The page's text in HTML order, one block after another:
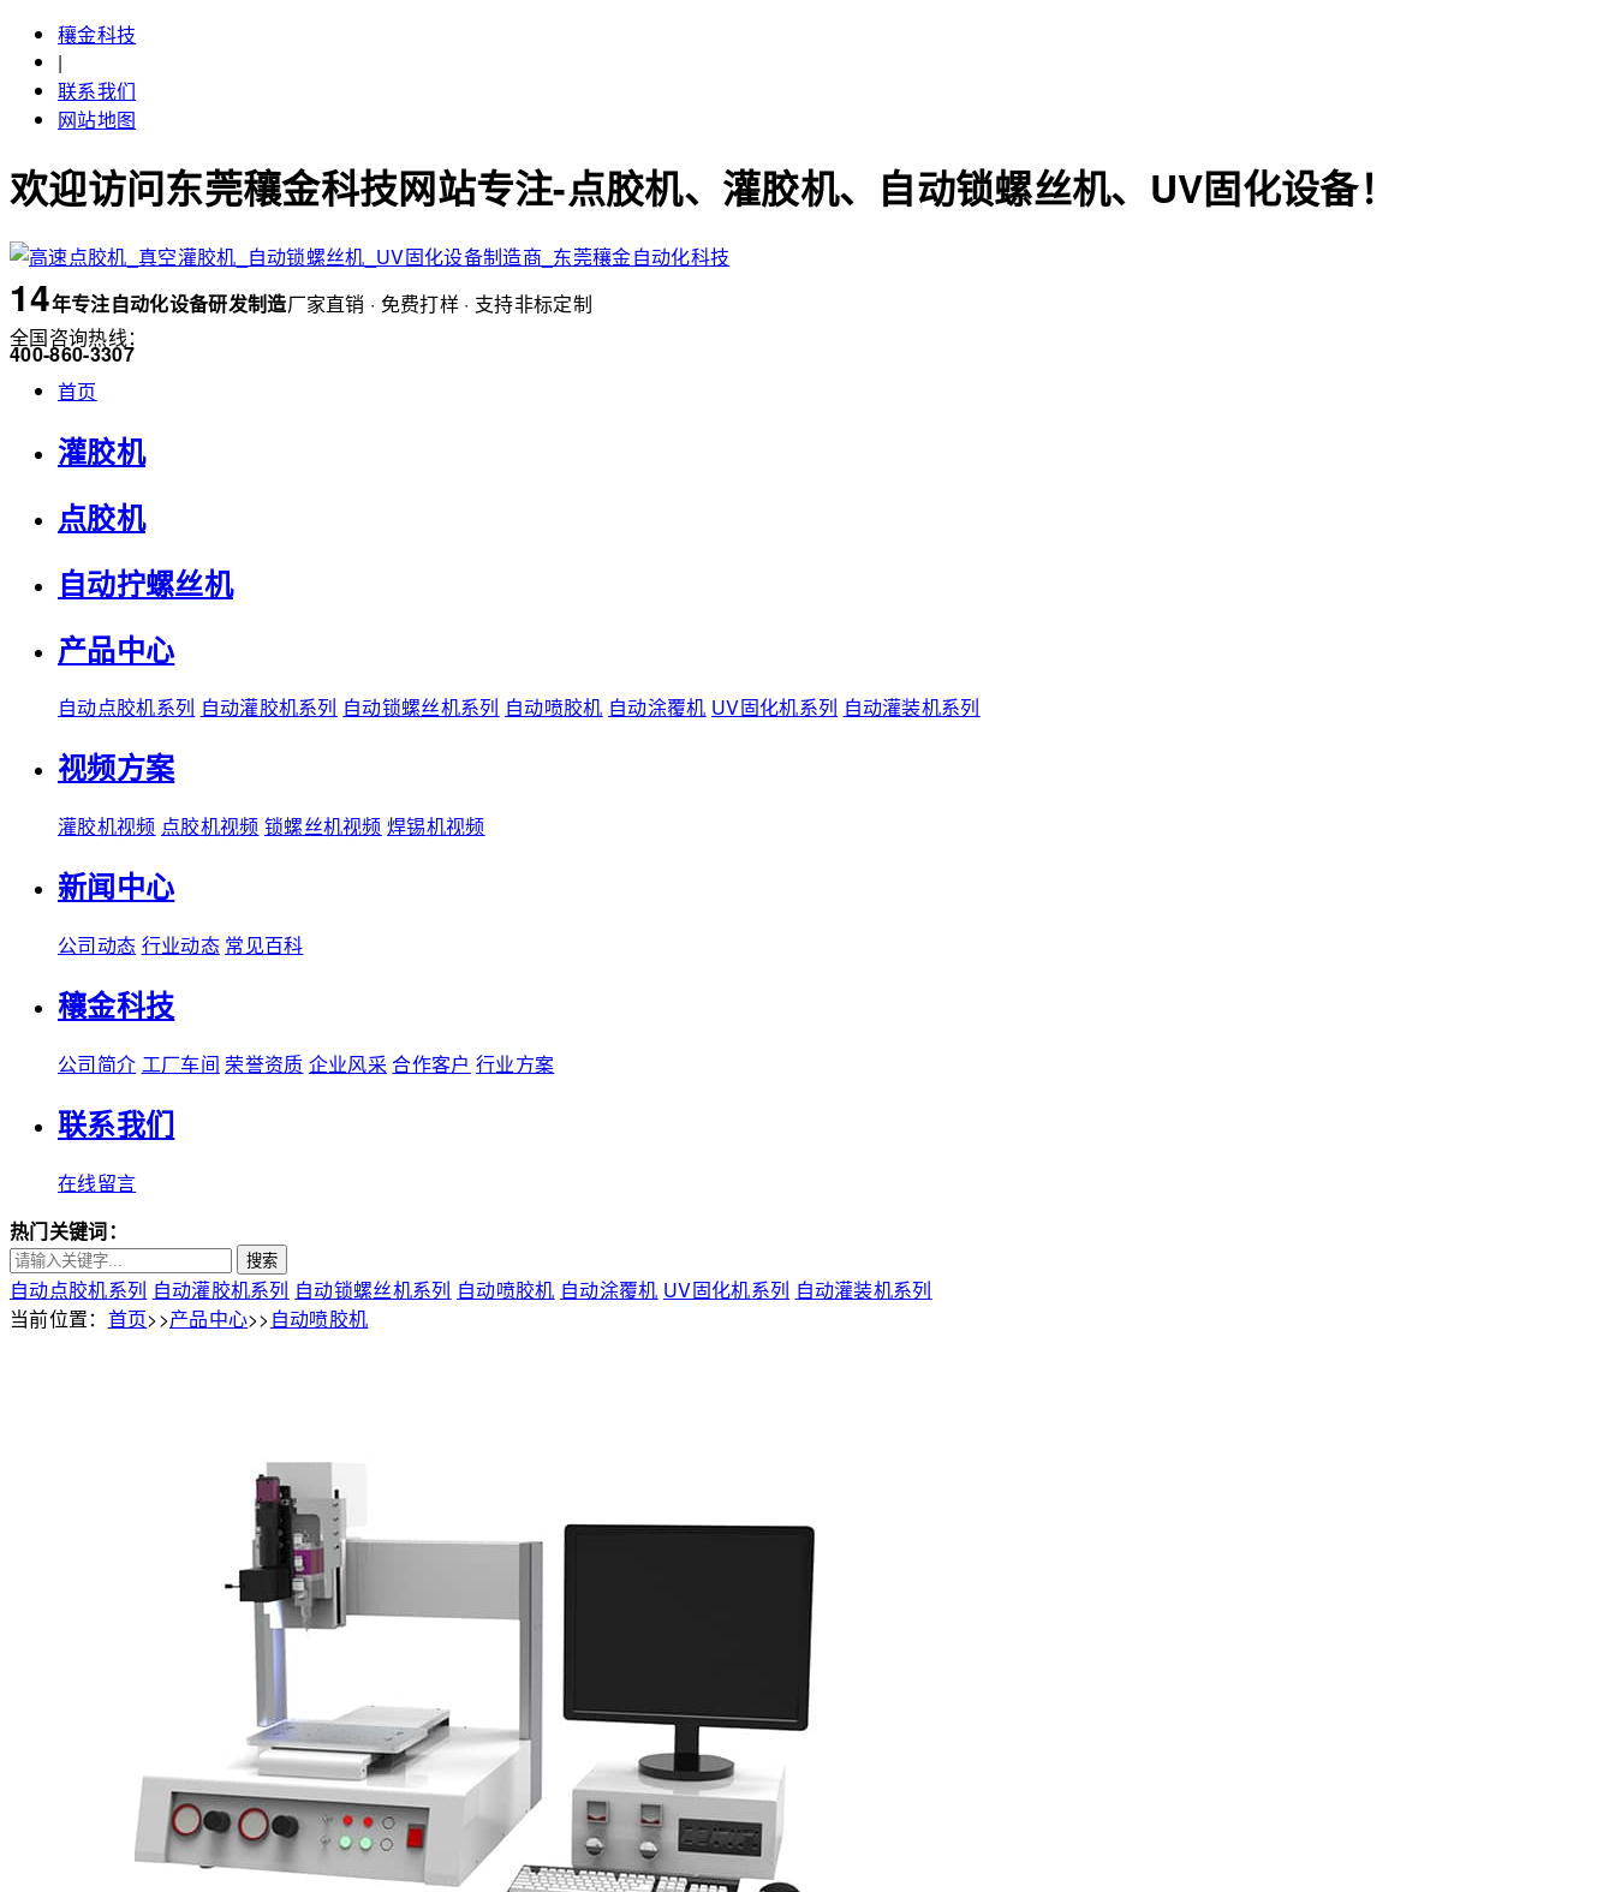
穰金科技
|
联系我们
网站地图
欢迎访问东莞穰金科技网站专注-点胶机、灌胶机、自动锁螺丝机、UV固化设备！
14年专注自动化设备研发制造厂家直销 · 免费打样 · 支持非标定制
全国咨询热线：
400-860-3307
首页
灌胶机
点胶机
自动拧螺丝机
产品中心
自动点胶机系列 自动灌胶机系列 自动锁螺丝机系列 自动喷胶机 自动涂覆机 UV固化机系列 自动灌装机系列
视频方案
灌胶机视频 点胶机视频 锁螺丝机视频 焊锡机视频
新闻中心
公司动态 行业动态 常见百科
穰金科技
公司简介 工厂车间 荣誉资质 企业风采 合作客户 行业方案
联系我们
在线留言
热门关键词：
搜索
自动点胶机系列 自动灌胶机系列 自动锁螺丝机系列 自动喷胶机 自动涂覆机 UV固化机系列 自动灌装机系列
当前位置： 首页>>产品中心>> 自动喷胶机